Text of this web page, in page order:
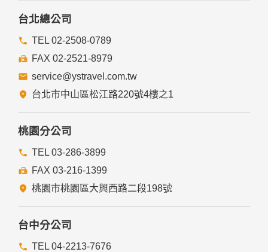
四、網站對外的相關連結
提供的連結，點選進入其他網站。但該連結網站不適用本網站
的隱私權保護政策，您必須參考該連結網站中的隱私權保護政
策。
五、與第三人共用個人資料之政策
本網站絕不會提供、交換、出租或出售任何您的個人資料給其
他個人、團體、私人企業或公務機關，但有法律依據或合約義
務者，不在此限。
前項但書之情形包括不限於：
經由您書面同意。
法律明文規定。
與公務機關或學術研究機構合作，基於公共利益為統計或學術
研究而有必要，且資料經過提供者處理或蒐集者依其揭露方式
無從識別特定之當事人。
當您在網站的行為，違反服務條款或可能損害或妨礙網站與其
台北總公司
TEL 02-2508-0789
FAX 02-2521-8979
service@ystravel.com.tw
台北市中山區松江路220號4樓之1
桃園分公司
TEL 03-286-3899
FAX 03-216-1399
桃園市桃園區大興西路二段198號
台中分公司
TEL 04-2213-7676